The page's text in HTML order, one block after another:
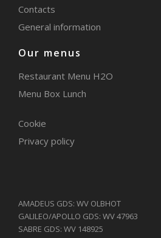
Contacts
General information
Our menus
Restaurant Menu H2O
Menu Box Lunch
Cookie
Privacy policy
AMADEUS GDS: WV OLBHOT
GALILEO/APOLLO GDS: WV 47963
SABRE GDS: WV 148925